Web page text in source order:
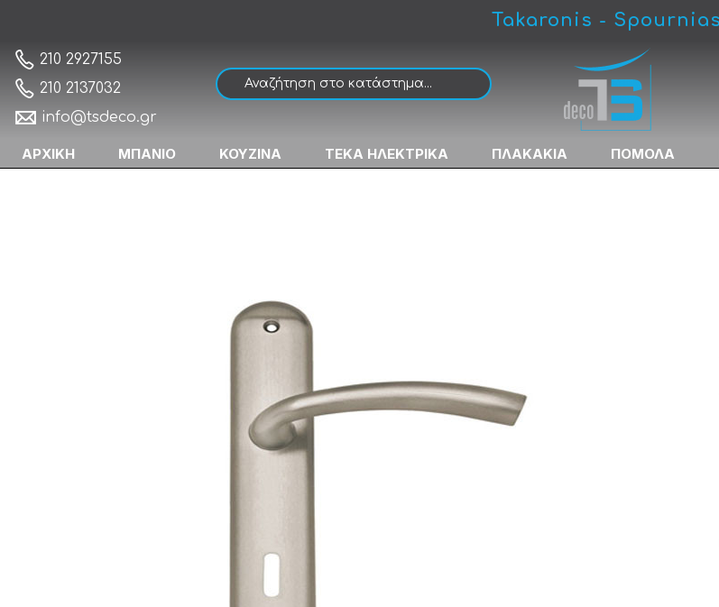
Takaronis - Spournias
210 2927155
210 2137032
info@tsdeco.gr
ΑΡΧΙΚΗ ΜΠΑΝΙΟ ΚΟΥΖΙΝΑ ΤΕΚΑ ΗΛΕΚΤΡΙΚΑ ΠΛΑΚΑΚΙΑ ΠΟΜΟΛΑ
Pan Kan Series 532 Economy Πόμολο Μεσόπορτας Ματ Νίκελ